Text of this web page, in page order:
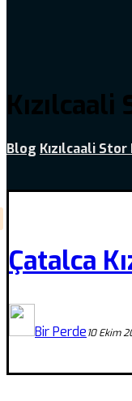
Kızılcaali
Blog Kızılcaali Stor
Çatalca
Bir Perde10 Ekim